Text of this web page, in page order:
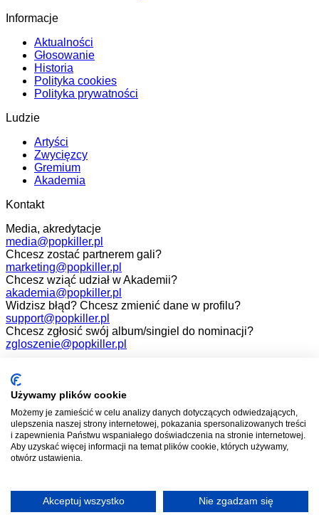
Informacje
Aktualności
Głosowanie
Historia
Polityka cookies
Polityka prywatności
Ludzie
Artyści
Zwycięzcy
Gremium
Akademia
Kontakt
Media, akredytacje
media@popkiller.pl
Chcesz zostać partnerem gali?
marketing@popkiller.pl
Chcesz wziąć udział w Akademii?
akademia@popkiller.pl
Widzisz błąd? Chcesz zmienić dane w profilu?
support@popkiller.pl
Chcesz zgłosić swój album/singiel do nominacji?
zgloszenie@popkiller.pl
Instagram
YouTube
Projekt i realizacja:Mateusz Nowaczyk
Używamy plików cookie
Możemy je zamieścić w celu analizy danych dotyczących odwiedzających,
ulepszenia naszej strony internetowej, pokazania spersonalizowanych treści
i zapewnienia Państwu wspaniałego doświadczenia na stronie internetowej.
Aby uzyskać więcej informacji na temat plików cookie, których używamy,
otwórz ustawienia.
Akceptuj wszystko Nie zgadzam się